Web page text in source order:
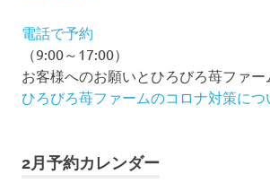
電話で予約
（9:00～17:00）
お客様へのお願いとひろびろ苺ファー
ひろびろ苺ファームのコロナ対策につ
2月予約カレンダー